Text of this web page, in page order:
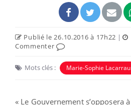
Publié le 26.10.2016 à 17h22 |
Commenter
Mots clés : Marie-Sophie Lacarrau
« Le Gouvernement s’opposera à